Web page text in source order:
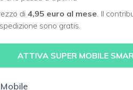
di 4,95 euro al mese . Il
sono gratis.
ATTIVA SUPER MOBILE